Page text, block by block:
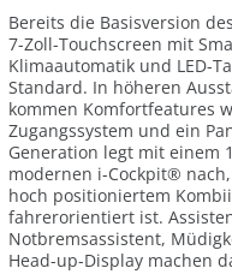
Bereits die Basisversion
7-Zoll-Touchscreen mit
Klimaautomatik und LED-
Standard. In höheren
kommen Komfortfeatures
Zugangssystem und ein
Generation legt mit einem
modernen i-Cockpit®
hoch positioniertem
fahrerorientiert ist.
Notbremsassistent,
Head-up-Display machen